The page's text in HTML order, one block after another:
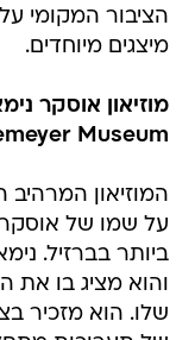
הציבור המקומי
מיצגים מיוחדים.
Museum)
המוזיאון
על שמו של אוסקר
ביותר בברזיל.
והוא מציג בו את
שלו. הוא מזכיר